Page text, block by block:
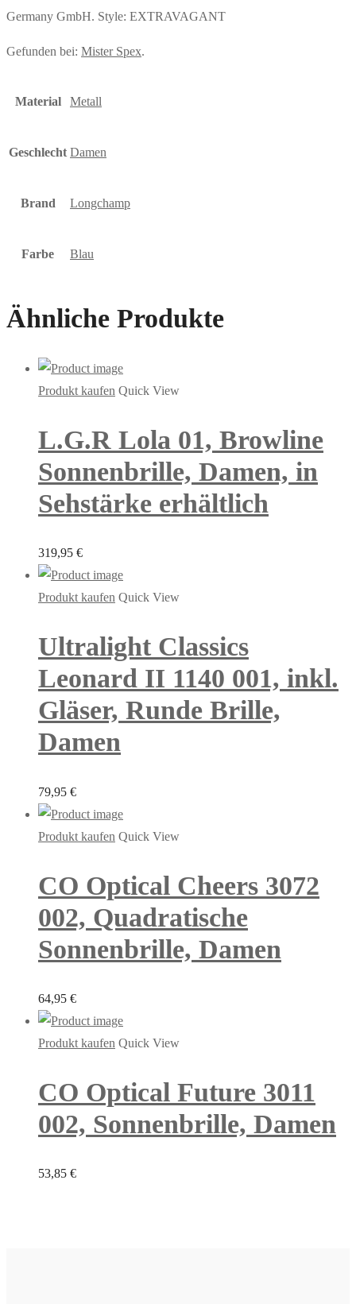
Germany GmbH. Style: EXTRAVAGANT
Gefunden bei: Mister Spex.
Material Metall
Geschlecht Damen
Brand Longchamp
Farbe Blau
Ähnliche Produkte
Produkt kaufen Quick View
L.G.R Lola 01, Browline
Sonnenbrille, Damen, in
Sehstärke erhältlich
319,95 €
Produkt kaufen Quick View
Ultralight Classics
Leonard II 1140 001, inkl.
Gläser, Runde Brille,
Damen
79,95 €
Produkt kaufen Quick View
CO Optical Cheers 3072
002, Quadratische
Sonnenbrille, Damen
64,95 €
Produkt kaufen Quick View
CO Optical Future 3011
002, Sonnenbrille, Damen
53,85 €